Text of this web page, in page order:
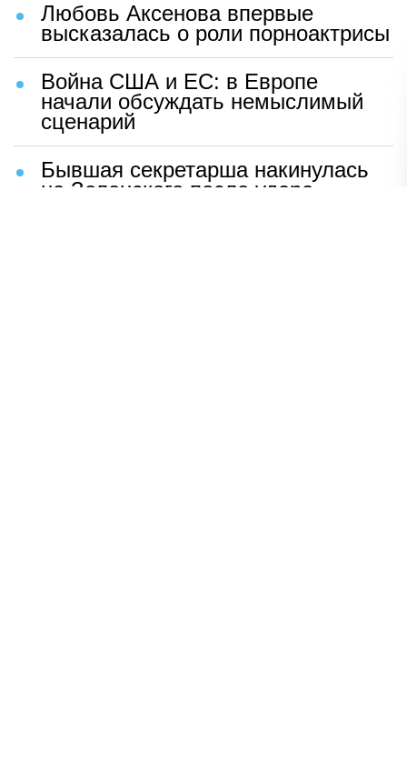
Любовь Аксенова впервые
высказалась о роли порноактрисы
Война США и ЕС: в Европе
начали обсуждать немыслимый
сценарий
Бывшая секретарша накинулась
на Зеленского после удара